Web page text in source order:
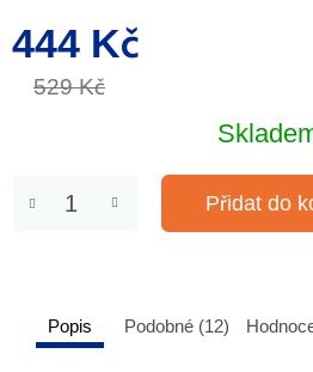
529 Kč
444 Kč
Měrná
cena:
Přidat do
Popis Podobné (12)